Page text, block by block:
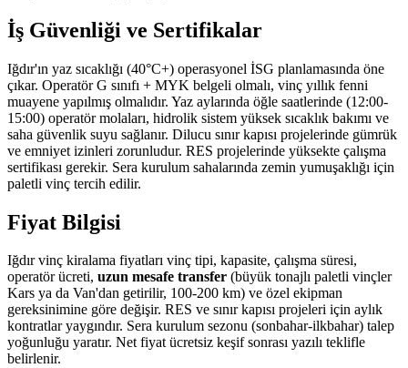
İş Güvenliği ve Sertifikalar
Iğdır'ın yaz sıcaklığı (40°C+) operasyonel İSG planlamasında öne
çıkar. Operatör G sınıfı + MYK belgeli olmalı, vinç yıllık fenni
muayene yapılmış olmalıdır. Yaz aylarında öğle saatlerinde (12:00-
15:00) operatör molaları, hidrolik sistem yüksek sıcaklık bakımı ve
saha güvenlik suyu sağlanır. Dilucu sınır kapısı projelerinde gümrük
ve emniyet izinleri zorunludur. RES projelerinde yüksekte çalışma
sertifikası gerekir. Sera kurulum sahalarında zemin yumuşaklığı için
paletli vinç tercih edilir.
Fiyat Bilgisi
Iğdır vinç kiralama fiyatları vinç tipi, kapasite, çalışma süresi,
operatör ücreti, uzun mesafe transfer (büyük tonajlı paletli vinçler
Kars ya da Van'dan getirilir, 100-200 km) ve özel ekipman
gereksinimine göre değişir. RES ve sınır kapısı projeleri için aylık
kontratlar yaygındır. Sera kurulum sezonu (sonbahar-ilkbahar) talep
yoğunluğu yaratır. Net fiyat ücretsiz keşif sonrası yazılı teklifle
belirlenir.